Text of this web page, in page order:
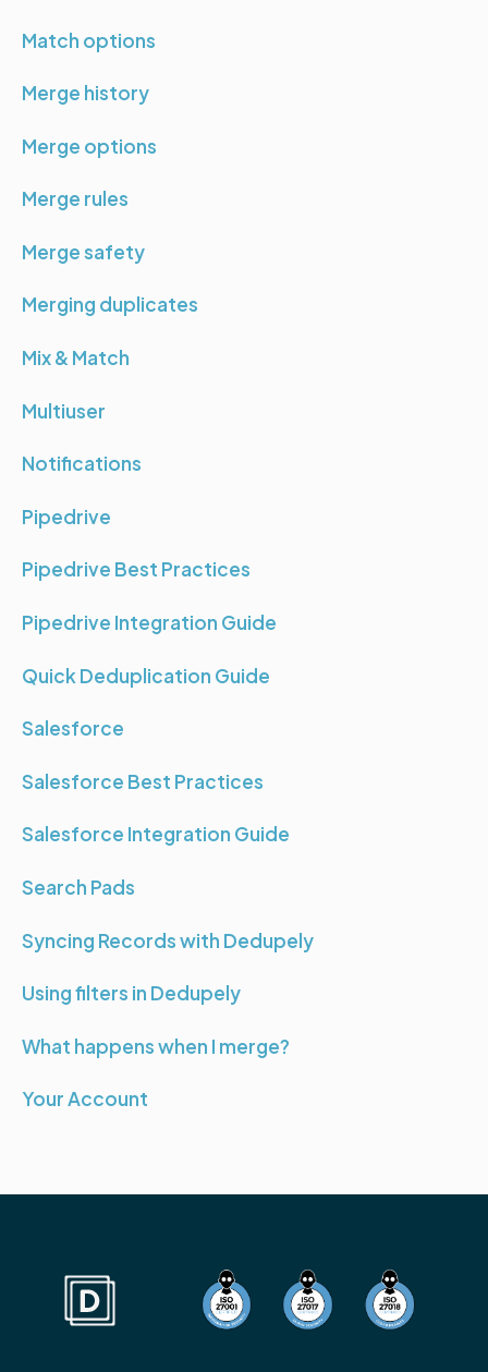
Match options
Merge history
Merge options
Merge rules
Merge safety
Merging duplicates
Mix & Match
Multiuser
Notifications
Pipedrive
Pipedrive Best Practices
Pipedrive Integration Guide
Quick Deduplication Guide
Salesforce
Salesforce Best Practices
Salesforce Integration Guide
Search Pads
Syncing Records with Dedupely
Using filters in Dedupely
What happens when I merge?
Your Account